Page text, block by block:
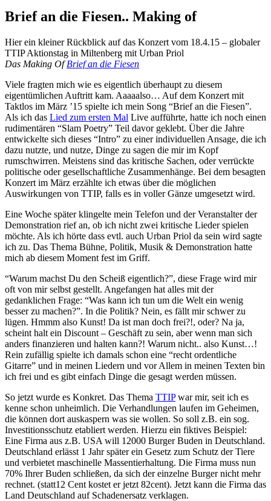
Brief an die Fiesen.. Making of
Hier ein kleiner Rückblick auf das Konzert vom 18.4.15 – globaler
TTIP Aktionstag in Miltenberg mit Urban Priol
Das Making OfBrief an die Fiesen
Viele fragten mich wie es eigentlich überhaupt zu diesem
eigentümlichen Auftritt kam. Aaaaalso… Auf dem Konzert mit
Taktlos im März ’15 spielte ich mein Song “Brief an die Fiesen”.
Als ich das Lied zum ersten Mal Live aufführte, hatte ich noch einen
rudimentären “Slam Poetry” Teil davor geklebt. Über die Jahre
entwickelte sich dieses “Intro” zu einer individuellen Ansage, die ich
dazu nutzte, und nutze, Dinge zu sagen die mir im Kopf
rumschwirren. Meistens sind das kritische Sachen, oder verrückte
politische oder gesellschaftliche Zusammenhänge. Bei dem besagten
Konzert im März erzählte ich etwas über die möglichen
Auswirkungen von TTIP, falls es in voller Gänze umgesetzt wird.
Eine Woche später klingelte mein Telefon und der Veranstalter der
Demonstration rief an, ob ich nicht zwei kritische Lieder spielen
möchte. Als ich hörte dass evtl. auch Urban Priol da sein wird sagte
ich zu. Das Thema Bühne, Politik, Musik & Demonstration hatte
mich ab diesem Moment fest im Griff.
“Warum machst Du den Scheiß eigentlich?”, diese Frage wird mir
oft von mir selbst gestellt. Angefangen hat alles mit der
gedanklichen Frage: “Was kann ich tun um die Welt ein wenig
besser zu machen?”. In die Politik? Nein, es fällt mir schwer zu
lügen. Hmmm also Kunst! Da ist man doch frei?!, oder? Na ja,
scheint halt ein Discount – Geschäft zu sein, aber wenn man sich
anders finanzieren und halten kann?! Warum nicht.. also Kunst…!
Rein zufällig spielte ich damals schon eine “recht ordentliche
Gitarre” und in meinen Liedern und vor Allem in meinen Texten bin
ich frei und es gibt einfach Dinge die gesagt werden müssen.
So jetzt wurde es Konkret. Das Thema TTIPwar mir, seit ich es
kenne schon unheimlich. Die Verhandlungen laufen im Geheimen,
die können dort auskaspern was sie wollen. So soll z.B. ein sog.
Investitionsschutz etabliert werden. Hierzu ein fiktives Beispiel:
Eine Firma aus z.B. USA will 12000 Burger Buden in Deutschland.
Deutschland erlässt 1 Jahr später ein Gesetz zum Schutz der Tiere
und verbietet maschinelle Massentierhaltung. Die Firma muss nun
70% Ihrer Buden schließen, da sich der einzelne Burger nicht mehr
rechnet. (statt12 Cent kostet er jetzt 82cent). Jetzt kann die Firma das
Land Deutschland auf Schadenersatz verklagen.